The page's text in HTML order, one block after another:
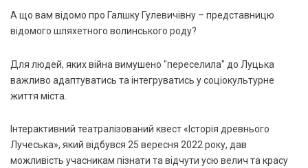
А що вам відомо про Галшку Гулевичівну – представницю
відомого шляхетного волинського роду?
Для людей, яких війна вимушено "переселила" до Луцька
важливо адаптуватись та інтегруватись у соціокультурне
життя міста.
Інтерактивний театралізований квест «Історія древнього
Лучеська», який відбувся 25 вересня 2022 року, дав
можливість учасникам пізнати та відчути усю велич та красу